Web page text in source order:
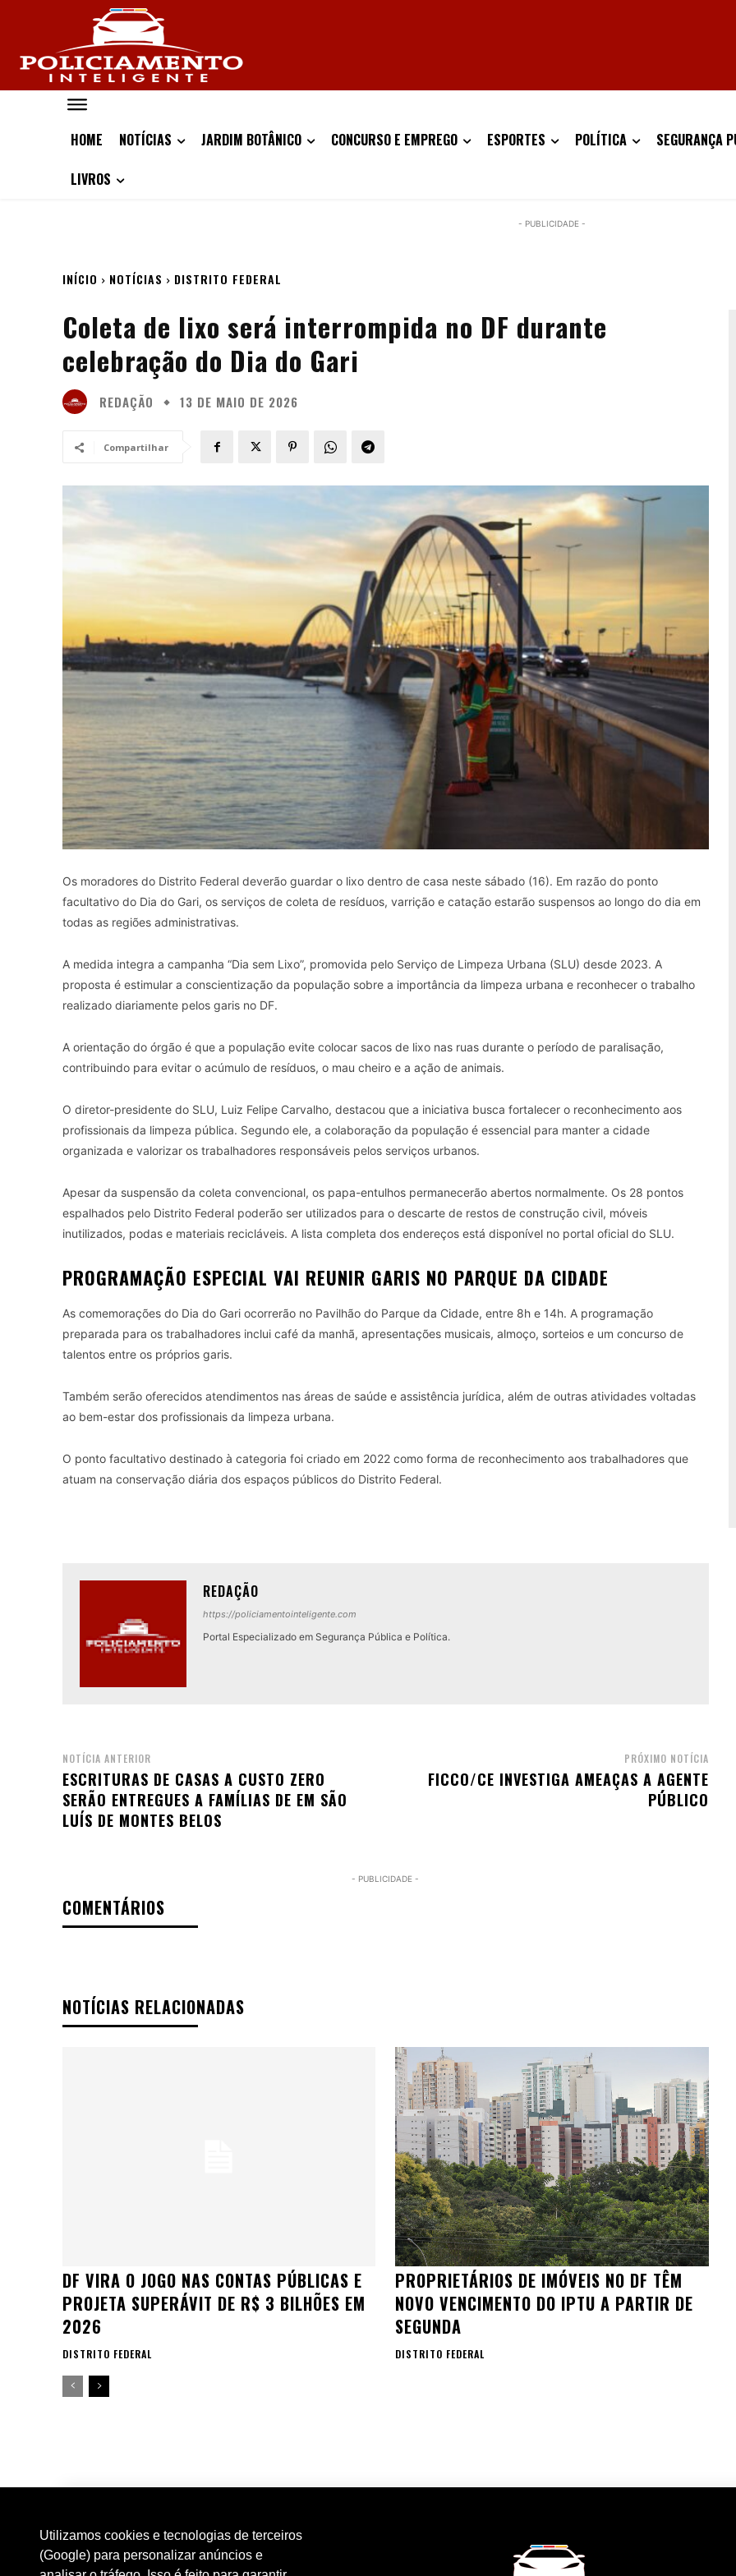
Utilizamos cookies e tecnologias de terceiros
(Google) para personalizar anúncios e
HOME NOTÍCIAS JARDIM BOTÂNICO CONCURSO E EMPREGO ESPORTES POLÍTICA SEGURANÇA
LIVROS
- PUBLICIDADE -
INÍCIO NOTÍCIAS DISTRITO FEDERAL
Coleta de lixo será interrompida no DF durante
celebração do Dia do Gari
REDAÇÃO 13 DE MAIO DE 2026
Compartilhar
Os moradores do Distrito Federal deverão guardar o lixo dentro de casa neste sábado (16). Em razão do ponto
facultativo do Dia do Gari, os serviços de coleta de resíduos, varrição e catação estarão suspensos ao longo do dia em
todas as regiões administrativas.
A medida integra a campanha “Dia sem Lixo”, promovida pelo Serviço de Limpeza Urbana (SLU) desde 2023. A
proposta é estimular a conscientização da população sobre a importância da limpeza urbana e reconhecer o trabalho
realizado diariamente pelos garis no DF.
A orientação do órgão é que a população evite colocar sacos de lixo nas ruas durante o período de paralisação,
contribuindo para evitar o acúmulo de resíduos, o mau cheiro e a ação de animais.
O diretor-presidente do SLU, Luiz Felipe Carvalho, destacou que a iniciativa busca fortalecer o reconhecimento aos
profissionais da limpeza pública. Segundo ele, a colaboração da população é essencial para manter a cidade
organizada e valorizar os trabalhadores responsáveis pelos serviços urbanos.
Apesar da suspensão da coleta convencional, os papa-entulhos permanecerão abertos normalmente. Os 28 pontos
espalhados pelo Distrito Federal poderão ser utilizados para o descarte de restos de construção civil, móveis
inutilizados, podas e materiais recicláveis. A lista completa dos endereços está disponível no portal oficial do SLU.
PROGRAMAÇÃO ESPECIAL VAI REUNIR GARIS NO PARQUE DA CIDADE
As comemorações do Dia do Gari ocorrerão no Pavilhão do Parque da Cidade, entre 8h e 14h. A programação
preparada para os trabalhadores inclui café da manhã, apresentações musicais, almoço, sorteios e um concurso de
talentos entre os próprios garis.
Também serão oferecidos atendimentos nas áreas de saúde e assistência jurídica, além de outras atividades voltadas
ao bem-estar dos profissionais da limpeza urbana.
O ponto facultativo destinado à categoria foi criado em 2022 como forma de reconhecimento aos trabalhadores que
atuam na conservação diária dos espaços públicos do Distrito Federal.
REDAÇÃO
https://policiamentointeligente.com
Portal Especializado em Segurança Pública e Política.
NOTÍCIA ANTERIOR
ESCRITURAS DE CASAS A CUSTO ZERO
SERÃO ENTREGUES A FAMÍLIAS DE EM SÃO
LUÍS DE MONTES BELOS
PRÓXIMO NOTÍCIA
FICCO/CE INVESTIGA AMEAÇAS A AGENTE
PÚBLICO
- PUBLICIDADE -
COMENTÁRIOS
NOTÍCIAS RELACIONADAS
DF VIRA O JOGO NAS CONTAS PÚBLICAS E
PROJETA SUPERÁVIT DE R$ 3 BILHÕES EM
2026
DISTRITO FEDERAL
PROPRIETÁRIOS DE IMÓVEIS NO DF TÊM
NOVO VENCIMENTO DO IPTU A PARTIR DE
SEGUNDA
DISTRITO FEDERAL